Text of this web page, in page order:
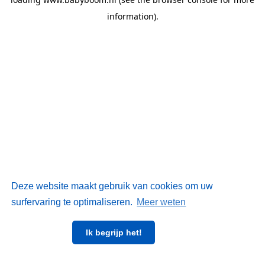
Deze website maakt gebruik van cookies om uw
surfervaring te optimaliseren. Meer weten
Ik begrijp het!
information).